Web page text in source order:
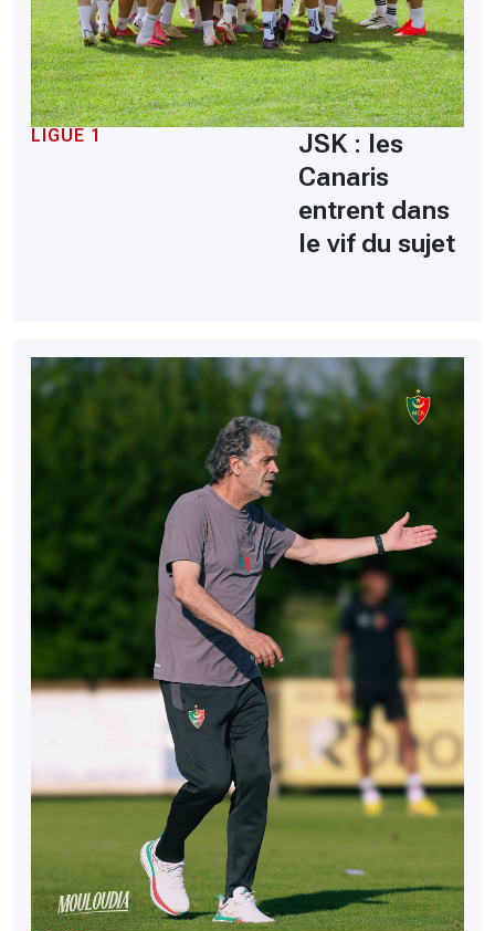
LIGUE 1
JSK : les
Canaris
entrent dans
le vif du sujet